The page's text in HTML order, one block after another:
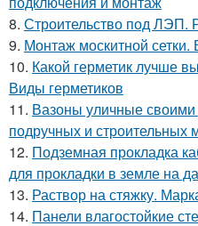
8. Строительство под ЛЭП.
9. Монтаж москитной сетки.
10. Какой герметик лучше
Виды герметиков
11. Вазоны уличные
подручных и строительных
12. Подземная прокладка
для прокладки в земле на
13. Раствор на стяжку.
14. Панели влагостойкие